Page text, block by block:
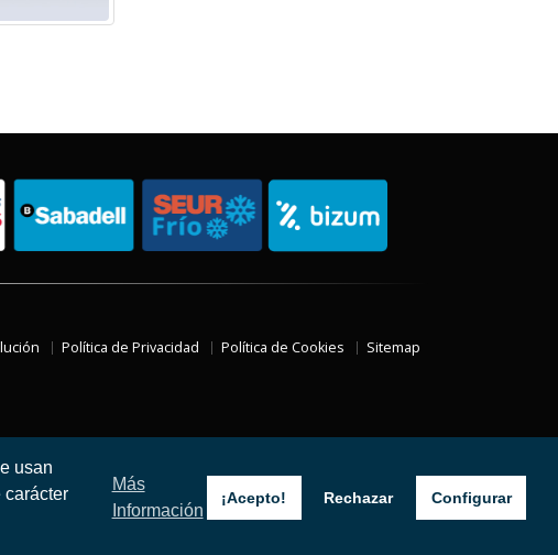
usan
carácter
Más
Información
¡Acepto! Rechazar Configurar
Política de Privacidad Política de Cookies Sitemap